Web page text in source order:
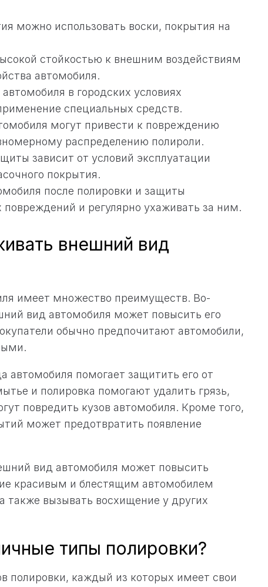
можно использовать воски, покрытия на
стойкостью к внешним воздействиям
автомобиля.
в городских условиях
специальных средств.
могут привести к повреждению
распределению полироли.
зависит от условий эксплуатации
покрытия.
после полировки и защиты
и регулярно ухаживать за ним.
внешний вид
имеет множество преимуществ. Во-
вид автомобиля может повысить его
обычно предпочитают автомобили,
автомобиля помогает защитить его от
и полировка помогают удалить грязь,
повредить кузов автомобиля. Кроме того,
может предотвратить появление
вид автомобиля может повысить
красивым и блестящим автомобилем
также вызывать восхищение у других
типы полировки?
полировки, каждый из которых имеет свои